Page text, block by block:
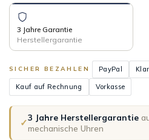
3 Jahre Garantie
Herstellergarantie
SICHER BEZAHLEN PayPal
Kauf auf Rechnung Vorkasse
✓3 Jahre Herstellergarantie
mechanische Uhren